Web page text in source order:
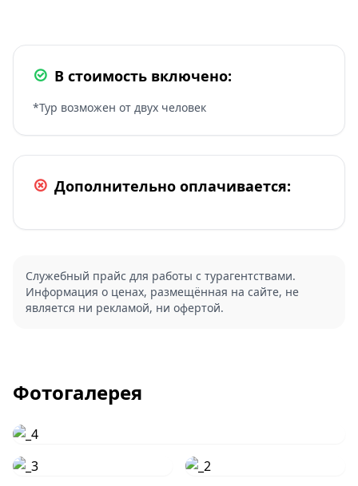
В стоимость включено:
*Тур возможен от двух человек
Дополнительно оплачивается:
Служебный прайс для работы с турагентствами.
Информация о ценах, размещённая на сайте, не
является ни рекламой, ни офертой.
Фотогалерея